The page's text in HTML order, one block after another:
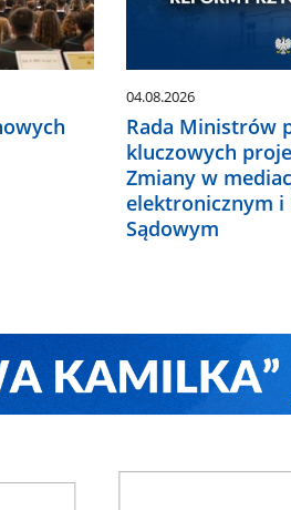
04.08.2026
Rada Ministrów
kluczowych
Zmiany w
elektronicznym i
Sądowym